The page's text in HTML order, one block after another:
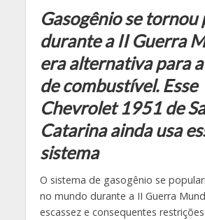
Gasogênio se tornou
durante a II Guerra
era alternativa para a
de combustível. Esse
Chevrolet 1951 de
Catarina ainda usa
sistema
O sistema de gasogênio se
no mundo durante a II Guerra
escassez e consequentes